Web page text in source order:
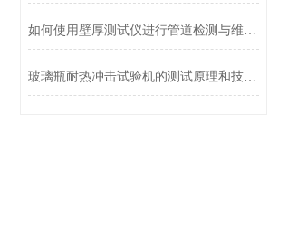
如何使用壁厚测试仪进行管道检测与维护？
玻璃瓶耐热冲击试验机的测试原理和技术特征概述